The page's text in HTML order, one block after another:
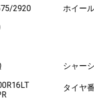
2920 ホイー
シャー
タイヤ